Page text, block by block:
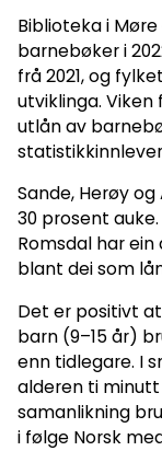
Biblioteka i
barnebøker i
frå 2021, og
utviklinga.
utlån av
Sande, Herøy
30 prosent
Romsdal har
blant dei som
Det er positivt
barn (9–15 år)
enn tidlegare. I
alderen ti
samanlikning
i følge Norsk